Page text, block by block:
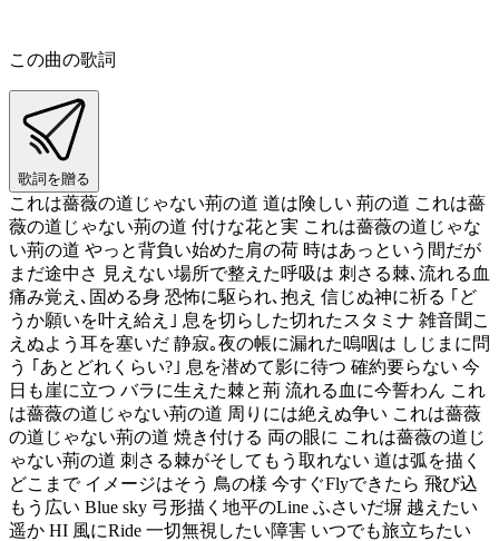
この曲の歌詞
歌詞を贈る
これは薔薇の道じゃない荊の道 道は険しい 荊の道 これは薔
薇の道じゃない荊の道 付けな花と実 これは薔薇の道じゃな
い荊の道 やっと背負い始めた肩の荷 時はあっという間だが
まだ途中さ 見えない場所で整えた呼吸は 刺さる棘､流れる血
痛み覚え､固める身 恐怖に駆られ､抱え 信じぬ神に祈る ｢ど
うか願いを叶え給え｣ 息を切らした切れたスタミナ 雑音聞こ
えぬよう耳を塞いだ 静寂｡夜の帳に漏れた嗚咽は しじまに問
う ｢あとどれくらい?｣ 息を潜めて影に待つ 確約要らない 今
日も崖に立つ バラに生えた棘と荊 流れる血に今誓わん これ
は薔薇の道じゃない荊の道 周りには絶えぬ争い これは薔薇
の道じゃない荊の道 焼き付ける 両の眼に これは薔薇の道じ
ゃない荊の道 刺さる棘がそしてもう取れない 道は弧を描く
どこまで イメージはそう 鳥の様 今すぐFlyできたら 飛び込
もう広い Blue sky 弓形描く地平のLine ふさいだ塀 越えたい
遥か HI 風にRide 一切無視したい障害 いつでも旅立ちたい